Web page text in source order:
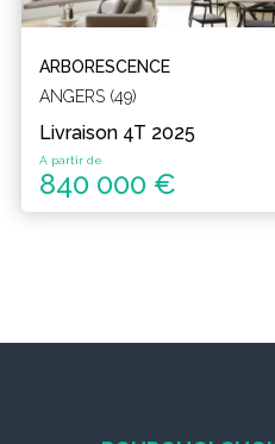
ARBORESCENCE
ANGERS (49)
Livraison 4T 2025
A partir de
840 000 €